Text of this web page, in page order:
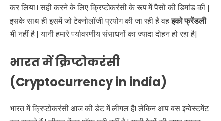
कर लिया l सही करने के लिए क्रिप्टोकरंसी के रूप में पैसों की डिमांड की |
इसके साथ ही इसमें जो टेक्नोलॉजी प्रयोग की जा रही है वहइको फ्रेंडली
भी नहीं है | यानी हमारे पर्यावरणीय संसाधनों का ज्यादा दोहन हो रहा है|
भारत में क्रिप्टोकरंसी
(Cryptocurrency in india)
भारत में क्रिप्टोकरंसी आज की डेट में लीगल हैl लेकिन आप बस इन्वेस्टमेंट